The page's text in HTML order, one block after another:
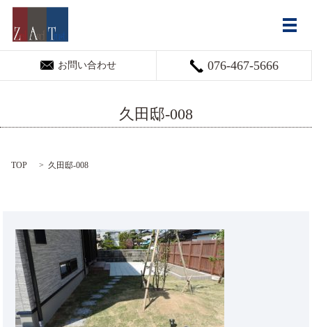
お問い合わせ 076-467-5666
メ
久田邸-008
TOP 久田邸-008